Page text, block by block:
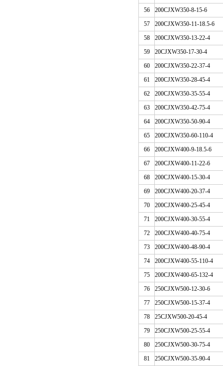
56
200CJXW350-8-15-6
57
200CJXW350-11-18.5-6
58
200CJXW350-13-22-4
59
20CJXW350-17-30-4
60
200CJXW350-22-37-4
61
200CJXW350-28-45-4
62
200CJXW350-35-55-4
63
200CJXW350-42-75-4
64
200CJXW350-50-90-4
65
200CJXW350-60-110-4
66
200CJXW400-9-18.5-6
67
200CJXW400-11-22-6
68
200CJXW400-15-30-4
69
200CJXW400-20-37-4
70
200CJXW400-25-45-4
71
200CJXW400-30-55-4
72
200CJXW400-40-75-4
73
200CJXW400-48-90-4
74
200CJXW400-55-110-4
75
200CJXW400-65-132-4
76
250CJXW500-12-30-6
77
250CJXW500-15-37-4
78
25CJXW500-20-45-4
79
250CJXW500-25-55-4
80
250CJXW500-30-75-4
81
250CJXW500-35-90-4